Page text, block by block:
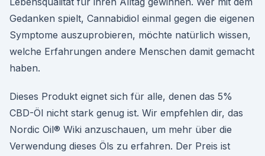
Gedanken spielt, Cannabidiol einmal gegen die eigenen
Symptome auszuprobieren, möchte natürlich wissen,
welche Erfahrungen andere Menschen damit gemacht
haben.
Dieses Produkt eignet sich für alle, denen das 5%
CBD-Öl nicht stark genug ist. Wir empfehlen dir, das
Nordic Oil® Wiki anzuschauen, um mehr über die
Verwendung dieses Öls zu erfahren. Der Preis ist